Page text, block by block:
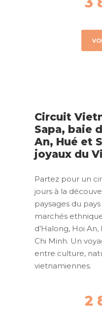
Circuit
Sapa, baie
An, Hué et
joyaux du
Partez pour un
jours à la
paysages du pays
marchés
d’Halong, Hoi
Chi Minh. Un
entre culture,
vietnamiennes.
2